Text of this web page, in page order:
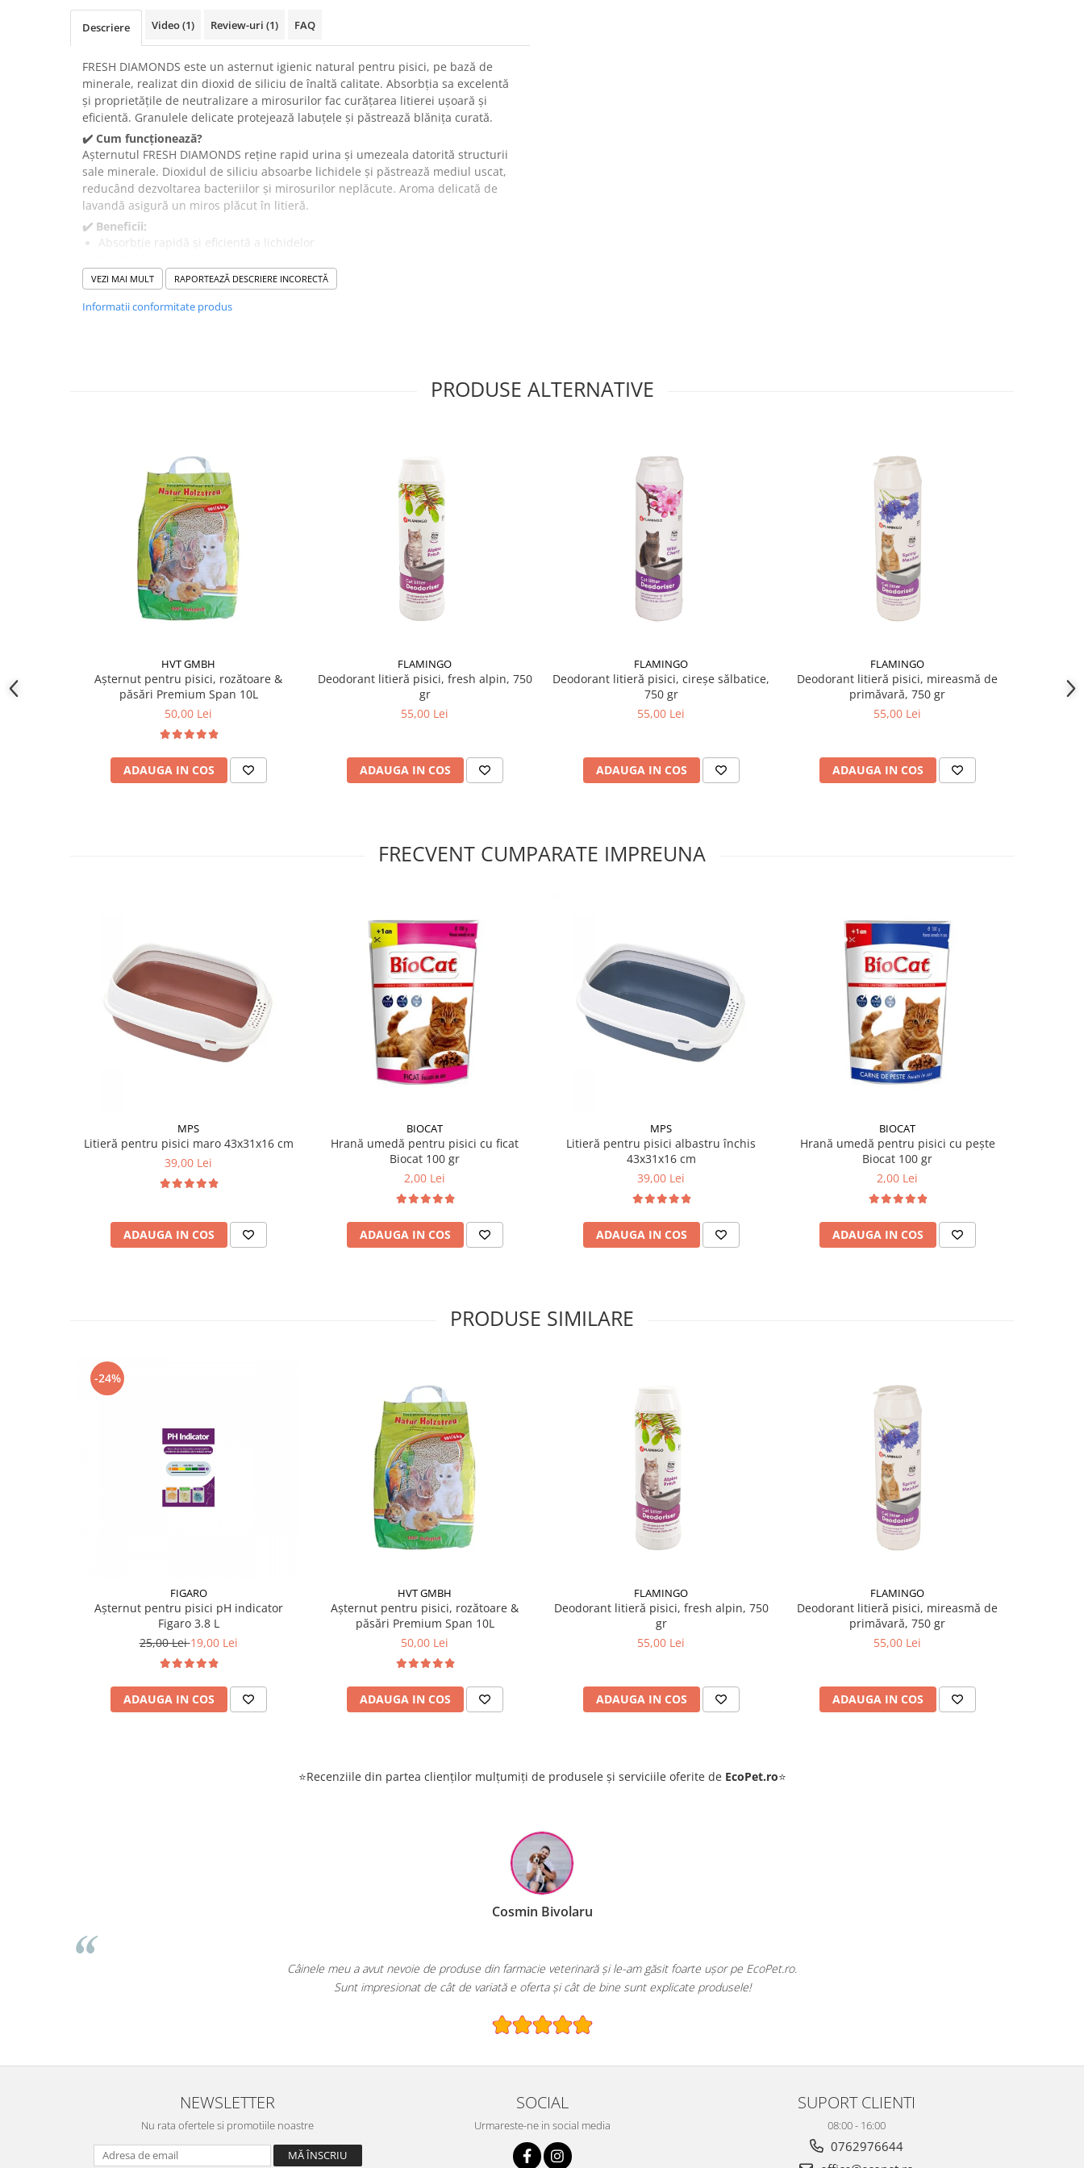
Antidiareice
Gel antiinflamator
Descriere Video(1) Review-uri (1) FAQ
FRESH DIAMONDS este un asternut igienic natural pentru pisici, pe bază de
minerale, realizat din dioxid de siliciu de înaltă calitate. Absorbția sa excelentă
și proprietățile de neutralizare a mirosurilor fac curățarea litierei ușoară și
eficientă. Granulele delicate protejează labuțele și păstrează blănița curată.
✔️ Cum funcționează?
Așternutul FRESH DIAMONDS reține rapid urina și umezeala datorită structurii
sale minerale. Dioxidul de siliciu absoarbe lichidele și păstrează mediul uscat,
reducând dezvoltarea bacteriilor și mirosurilor neplăcute. Aroma delicată de
lavandă asigură un miros plăcut în litieră.
✔️ Beneficii:
Absorbție rapidă și eficientă a lichidelor
Protejează labuțele pisicii de murdărie
Economisește produs datorită durabilității granulelor
Aromă delicată de lavandă pentru prospețime
Ideal pentru apartamente și spații mici, unde igiena rapidă este importantă
Recomandat în cazurile de pisici sensibile la praful altor asternuturi
Se curăță zilnic zonele murdare, amestecând granulele pentru absorbție
uniformă.
Înlocuiți complet asternutul la intervale recomandate pe ambalaj.
Spălați-vă întotdeauna pe mâini după manipularea litierei.
✔️ Compoziție:
Dioxid de siliciu, minerale naturale, aromă de lavandă. Greutate netă și
instrucțiuni de utilizare specificate pe ambalaj.
VEZI MAI MULT RAPORTEAZĂ DESCRIERE INCORECTĂ
Informatii conformitate produs
PRODUSE ALTERNATIVE
HVT GMBH
Așternut pentru pisici, rozătoare &
păsări Premium Span 10L
50,00 Lei
ADAUGA IN COS
FLAMINGO
Deodorant litieră pisici, fresh alpin, 750
gr
55,00 Lei
ADAUGA IN COS
FLAMINGO
Deodorant litieră pisici, cireșe sălbatice,
750 gr
55,00 Lei
ADAUGA IN COS
FLAMINGO
Deodorant litieră pisici, mireasmă de
primăvară, 750 gr
55,00 Lei
ADAUGA IN COS
FRECVENT CUMPARATE IMPREUNA
MPS
Litieră pentru pisici maro 43x31x16 cm
39,00 Lei
ADAUGA IN COS
BIOCAT
Hrană umedă pentru pisici cu ficat
Biocat 100 gr
2,00 Lei
ADAUGA IN COS
MPS
Litieră pentru pisici albastru închis
43x31x16 cm
39,00 Lei
ADAUGA IN COS
BIOCAT
Hrană umedă pentru pisici cu pește
Biocat 100 gr
2,00 Lei
ADAUGA IN COS
PRODUSE SIMILARE
-24%
FIGARO
Așternut pentru pisici pH indicator
Figaro 3.8 L
25,00 Lei19,00 Lei
ADAUGA IN COS
HVT GMBH
Așternut pentru pisici, rozătoare &
păsări Premium Span 10L
50,00 Lei
ADAUGA IN COS
FLAMINGO
Deodorant litieră pisici, fresh alpin, 750
gr
55,00 Lei
ADAUGA IN COS
FLAMINGO
Deodorant litieră pisici, mireasmă de
primăvară, 750 gr
55,00 Lei
ADAUGA IN COS
⭐Recenziile din partea clienților mulțumiți de produsele și serviciile oferite de EcoPet.ro⭐
EcoPet.ro este salvarea mea de fiecare dată când am nevoie de hrană sau produse pentru păsările exotice din volieră.
E greu să găsești un magazin online cu o gamă atât de largă și specializată.
NEWSLETTER
Nu rata ofertele si promotiile noastre
SOCIAL
Urmareste-ne in social media
SUPORT CLIENTI
08:00 - 16:00
0762976644